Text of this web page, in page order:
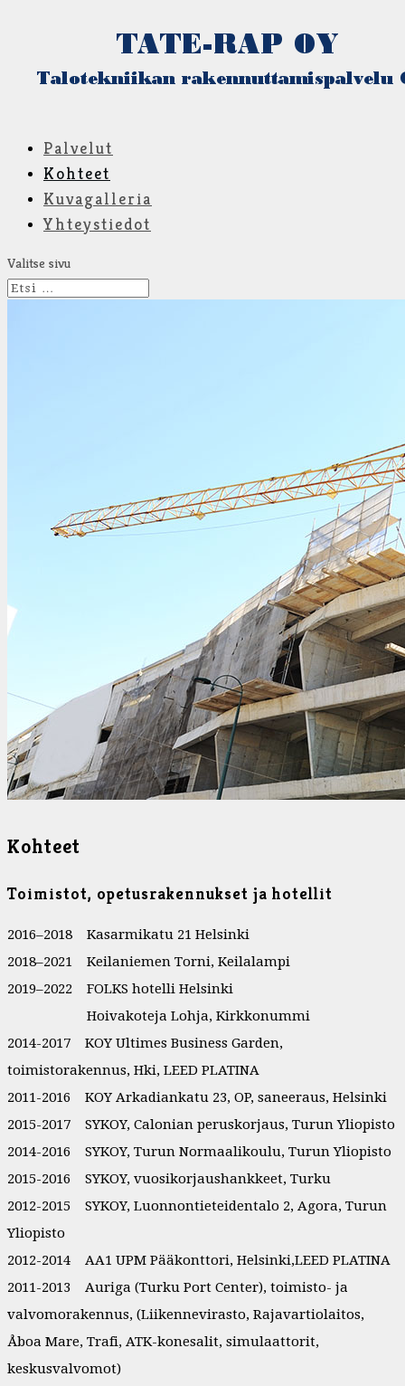
Palvelut
Kohteet
Kuvagalleria
Yhteystiedot
Valitse sivu
Kohteet
Toimistot, opetusrakennukset ja hotellit
2016–2018 Kasarmikatu 21 Helsinki
2018–2021 Keilaniemen Torni, Keilalampi
2019–2022 FOLKS hotelli Helsinki
Hoivakoteja Lohja, Kirkkonummi
2014-2017 KOY Ultimes Business Garden,
toimistorakennus, Hki, LEED PLATINA
2011-2016 KOY Arkadiankatu 23, OP, saneeraus, Helsinki
2015-2017 SYKOY, Calonian peruskorjaus, Turun Yliopisto
2014-2016 SYKOY, Turun Normaalikoulu, Turun Yliopisto
2015-2016 SYKOY, vuosikorjaushankkeet, Turku
2012-2015 SYKOY, Luonnontieteidentalo 2, Agora, Turun
Yliopisto
2012-2014 AA1 UPM Pääkonttori, Helsinki,LEED PLATINA
2011-2013 Auriga (Turku Port Center), toimisto- ja
valvomorakennus, (Liikennevirasto, Rajavartiolaitos,
Åboa Mare, Trafi, ATK-konesalit, simulaattorit,
keskusvalvomot)